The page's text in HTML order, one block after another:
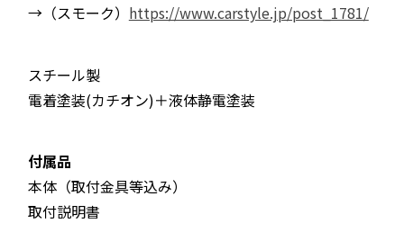
→（スモーク） https://www.carstyle.jp/post_1781/
スチール製
電着塗装(カチオン)＋液体静電塗装
付属品
本体（取付金具等込み）
取付説明書